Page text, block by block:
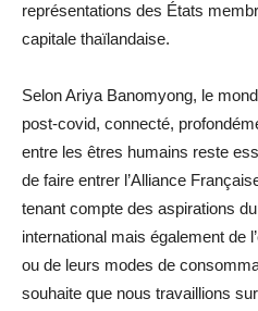
représentations des États
capitale thaïlandaise.
Selon Ariya Banomyong, le
post-covid, connecté,
entre les êtres humains reste
de faire entrer l’Alliance
tenant compte des aspirations
international mais également de
ou de leurs modes de
souhaite que nous travaillions